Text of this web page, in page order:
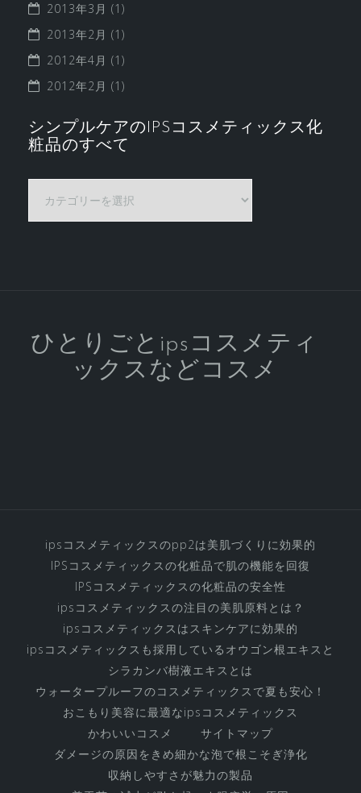
2013年3月 (1)
2013年2月 (1)
2012年4月 (1)
2012年2月 (1)
シンプルケアのIPSコスメティックス化
粧品のすべて
IPS
コ
て
ひとりごとipsコスメティ
ックスなどコスメ
ipsコスメティックスのpp2は美肌づくりに効果的
IPSコスメティックスの化粧品で肌の機能を回復
IPSコスメティックスの化粧品の安全性
ipsコスメティックスの注目の美肌原料とは？
ipsコスメティックスはスキンケアに効果的
ipsコスメティックスも採用しているオウゴン根エキスと
シラカンバ樹液エキスとは
ウォータープルーフのコスメティックスで夏も安心！
おこもり美容に最適なipsコスメティックス
かわいいコスメ
サイトマップ
ダメージの原因をきめ細かな泡で根こそぎ浄化
収納しやすさが魅力の製品